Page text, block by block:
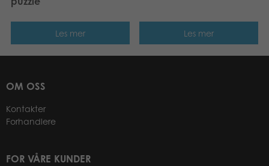
Les mer Les mer
OM OSS
Kontakter
Forhandlere
FOR VÅRE KUNDER